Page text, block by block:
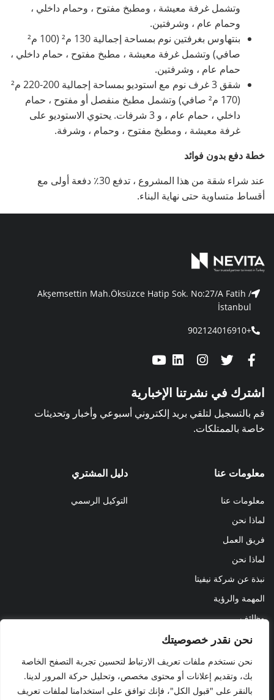
نحن نقدر خصوصيتك
نحن نستخدم ملفات تعريف الارتباط لتحسين تجربة التصفح الخاصة
بك، وتقديم إعلانات أو محتوى مخصص، وتحليل حركة المرور لدينا.
بالنقر على "قبول الكل"، فإنك توافق على استخدامنا لملفات تعريف
وتشمل غرفة معيشة ، ومطبخ مفتوح ، وحمام داخلي ،
وحمام عام ، وشرفتين.
بنتهاوس بغرفتين نوم بمساحة إجمالية 130 م² (100 م²
صافي) وتشمل غرفة معيشة ، مطبخ مفتوح ، حمام داخلي ،
حمام عام ، وشرفتين.
شقق 3 غرف نوم مع استوديو بمساحة إجمالية 200-220 م²
(170 م² صافي) وتشمل مطبخ منفصل أو مفتوح ، حمام
داخلي ، حمام عام ، و 3 شرفات. يحتوي الاستوديو على
غرفة معيشة ، ومطبخ مفتوح ، وحمام ، وشرفة.
خطة دفع بدون فوائد
عند شراء شقة من هذا المشروع ، تدفع 30٪ دفعة أولى مع
أقساط متساوية حتى نهاية البناء.
Akşemsettin Mah.Öksüzce Hatip Sok. No:27/A Fatih /
İstanbul
+902124016910
اشترك في نشرتنا الإخبارية
قم بالتسجيل لتلقي بريد إلكتروني أسبوعي وأخبار وتحديثات
خاصة بالممتلكات.
معلومات عنا
معلومات عنا
لماذا نحن
فريق العمل
لماذا نحن
نبذة عن شركة نيفيتا
المهمة والرؤية
وظائف
دليل المشتري
التوكيل الرسمي